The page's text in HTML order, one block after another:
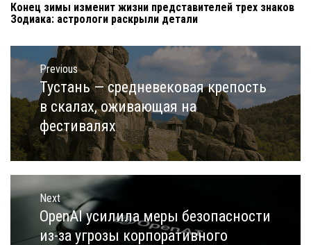
Конец зимы изменит жизни представителей трех знаков
Зодиака: астрологи раскрыли детали
Навигация
записям
Previous
Previous
post:
Тустань — средневековая крепость
в скалах, оживающая на
фестивалях
Next
Next
post:
OpenAI усилила меры безопасности
из-за угрозы корпоративного